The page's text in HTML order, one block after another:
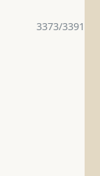
3373/3391